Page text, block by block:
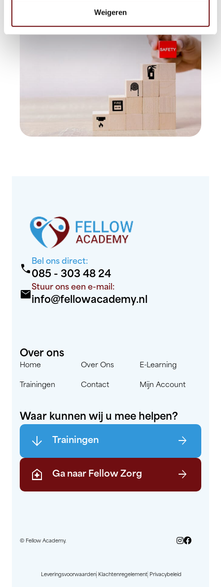
Weigeren
call Bel ons direct:
085 - 303 48 24
mailStuur ons een e-mail:
info@fellowacademy.nl
Over ons
Home
Trainingen
Over Ons
Contact
E-Learning
Mijn Account
Waar kunnen wij u mee helpen?
arrow_downward Trainingen arrow_forward
home_health Ga naar Fellow Zorg arrow_forward
© Fellow Academy.
Leveringsvoorwaarden Klachtenregelement Privacybeleid